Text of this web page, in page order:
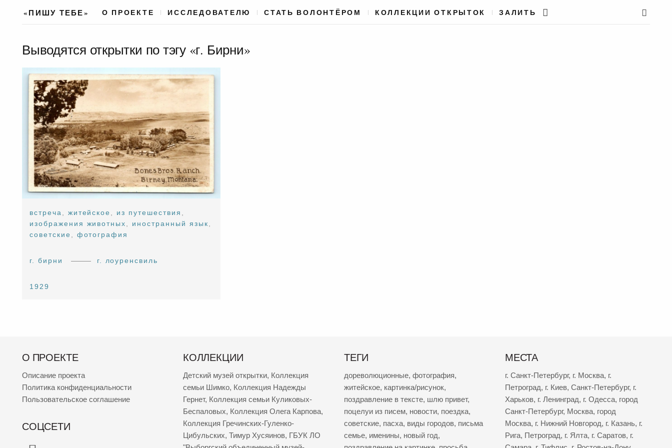
«ПИШУ ТЕБЕ» О ПРОЕКТЕ ИССЛЕДОВАТЕЛЮ СТАТЬ ВОЛОНТЁРОМ КОЛЛЕКЦИИ ОТКРЫТОК ЗАЛИТЬ
Выводятся открытки по тэгу «г. Бирни»
встреча житейское из путешествия
изображения животных
иностранный язык
советские
фотография
г. бирни г. лоуренсвиль
1929
О ПРОЕКТЕ
Описание проекта
Политика конфиденциальности
Пользовательское соглашение
СОЦСЕТИ
КОЛЛЕКЦИИ
Детский музей открытки, Коллекция
семьи Шимко, Коллекция Надежды
Гернет, Коллекция семьи Куликовых-
Беспаловых, Коллекция Олега Карпова,
Коллекция Гречинских-Гуленко-
Цибульских, Тимур Хусяинов, ГБУК ЛО
ТЕГИ
дореволюционные, фотография,
житейское, картинка/рисунок,
поздравление в тексте, шлю привет,
поцелуи из писем, новости, поездка,
советские, пасха, виды городов, письма
семье, именины, новый год,
МЕСТА
г. Санкт-Петербург, г. Москва, г.
Петроград, г. Киев, Санкт-Петербург, г.
Харьков, г. Ленинград, г. Одесса, город
Санкт-Петербург, Москва, город
Москва, г. Нижний Новгород, г. Казань, г.
Рига, Петроград, г. Ялта, г. Саратов, г.